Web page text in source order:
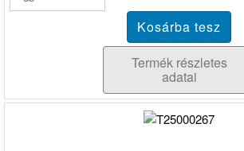
Termék részletes
adatai